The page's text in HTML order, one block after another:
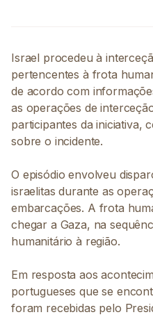
Israel procedeu à
pertencentes à frota
de acordo com
as operações de
participantes da iniciativa,
sobre o incidente.
O episódio envolveu
israelitas durante as
embarcações. A frota
chegar a Gaza, na
humanitário à região.
Em resposta aos
portugueses que se
foram recebidas pelo